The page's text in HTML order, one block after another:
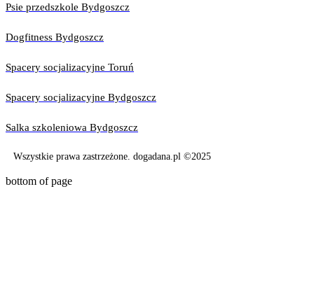
Psie przedszkole Bydgoszcz
Dogfitness Bydgoszcz
Spacery socjalizacyjne Toruń
Spacery socjalizacyjne Bydgoszcz
Salka szkoleniowa Bydgoszcz
Wszystkie prawa zastrzeżone. dogadana.pl ©2025
bottom of page